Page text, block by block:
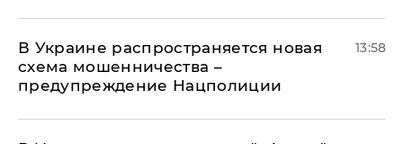
В Украине распространяется новая
схема мошенничества –
предупреждение Нацполиции
13:58